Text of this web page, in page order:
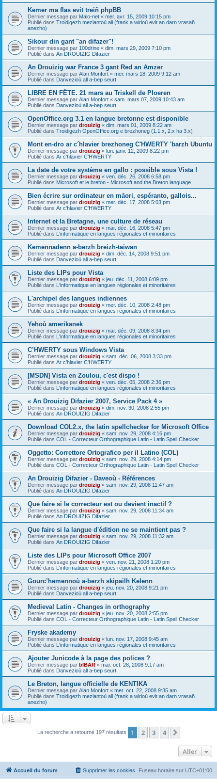
Kemer ma flas evit treiñ phpBB
Dernier message par Malo-net « mer. avr. 15, 2009 10:15 pm
Publié dans Troidigezh meziantoù all (frank a wirioù evit an darn vrasañ
anezho)
Sikour din gant "an difazer"!
Dernier message par 100drine « dim. mars 29, 2009 7:10 pm
Publié dans An DROUIZIG Difazier
An Drouizig war France 3 gant Red an Amzer
Dernier message par Alan Monfort « mer. mars 18, 2009 9:12 am
Publié dans Danvezioù all a-bep seurt
LIBRE EN FÊTE. 21 mars au Triskell de Ploeren
Dernier message par Alan Monfort « sam. mars 07, 2009 10:43 am
Publié dans Danvezioù all a-bep seurt
OpenOffice.org 3.1 en langue bretonne est disponible
Dernier message par drouizig « dim. mars 01, 2009 8:22 am
Publié dans Troidigezh OpenOffice.org e brezhoneg (1.1.x, 2.x ha 3.x)
Mont en-dro ar c´hlavier brezhoneg C'HWERTY 'barzh Ubuntu
Dernier message par drouizig « lun. janv. 12, 2009 8:22 pm
Publié dans Ar c'hlavier C'HWERTY
La date de votre système en gallo : possible sous Vista !
Dernier message par drouizig « ven. déc. 26, 2008 6:58 pm
Publié dans Microsoft et le breton - Microsoft and the Breton language
Bien écrire sur ordinateur en māori, espéranto, gallois...
Dernier message par drouizig « mer. déc. 17, 2008 5:03 pm
Publié dans Ar c'hlavier C'HWERTY
Internet et la Bretagne, une culture de réseau
Dernier message par drouizig « mar. déc. 16, 2008 5:47 pm
Publié dans L'informatique en langues régionales et minoritaires
Kemennadenn a-berzh breizh-taiwan
Dernier message par drouizig « dim. déc. 14, 2008 9:51 pm
Publié dans Danvezioù all a-bep seurt
Liste des LIPs pour Vista
Dernier message par drouizig « jeu. déc. 11, 2008 6:09 pm
Publié dans L'informatique en langues régionales et minoritaires
L'archipel des langues indiennes
Dernier message par drouizig « mer. déc. 10, 2008 2:48 pm
Publié dans L'informatique en langues régionales et minoritaires
Yehoù amerikanek
Dernier message par drouizig « mar. déc. 09, 2008 8:34 pm
Publié dans L'informatique en langues régionales et minoritaires
C’HWERTY sous Windows Vista
Dernier message par drouizig « sam. déc. 06, 2008 3:33 pm
Publié dans Ar c'hlavier C'HWERTY
[MSDN] Vista en Zoulou, c'est dispo !
Dernier message par drouizig « ven. déc. 05, 2008 2:36 pm
Publié dans L'informatique en langues régionales et minoritaires
« An Drouizig Difazier 2007, Service Pack 4 »
Dernier message par drouizig « dim. nov. 30, 2008 2:55 pm
Publié dans An DROUIZIG Difazier
Download COL2.x, the latin spellchecker for Microsoft Office
Dernier message par drouizig « sam. nov. 29, 2008 4:16 pm
Publié dans COL - Correcteur Orthographique Latin - Latin Spell Checker
Oggetto: Correttore Ortografico per il Latino (COL)
Dernier message par drouizig « sam. nov. 29, 2008 4:14 pm
Publié dans COL - Correcteur Orthographique Latin - Latin Spell Checker
An Drouizig Difazier - Daveoù - Références
Dernier message par drouizig « sam. nov. 29, 2008 11:47 am
Publié dans An DROUIZIG Difazier
Que faire si le correcteur est ou devient inactif ?
Dernier message par drouizig « sam. nov. 29, 2008 11:34 am
Publié dans An DROUIZIG Difazier
Que faire si la langue d'édition ne se maintient pas ?
Dernier message par drouizig « sam. nov. 29, 2008 11:32 am
Publié dans An DROUIZIG Difazier
Liste des LIPs pour Microsoft Office 2007
Dernier message par drouizig « ven. nov. 21, 2008 1:20 pm
Publié dans L'informatique en langues régionales et minoritaires
Gourc’hemennoù a-berzh skipailh Kelenn
Dernier message par drouizig « jeu. nov. 20, 2008 9:21 pm
Publié dans Danvezioù all a-bep seurt
Medieval Latin - Changes in orthography
Dernier message par drouizig « jeu. nov. 20, 2008 2:55 pm
Publié dans COL - Correcteur Orthographique Latin - Latin Spell Checker
Fryske akademy
Dernier message par drouizig « lun. nov. 17, 2008 9:45 am
Publié dans L'informatique en langues régionales et minoritaires
Ajouter Junicode à la page des polices ?
Dernier message par bIBAR « mar. oct. 28, 2008 9:17 am
Publié dans Danvezioù all a-bep seurt
Le Breton, langue officielle de KENTIKA
Dernier message par Alan Monfort « mer. oct. 22, 2008 9:35 am
Publié dans Troidigezh meziantoù all (frank a wirioù evit an darn vrasañ
anezho)
La recherche a retourné 197 résultats 1 2 3 4
Aller
Accueil du forum Fuseau horaire sur UTC+01:00
Supprimer les cookies